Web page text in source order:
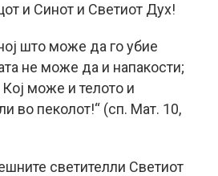
и Синот и Светиот Дух!
што може да го убие
не може да и напакости;
Кој може и телото и
во пеколот!“ (сп. Мат. 10,
светителли Светиот